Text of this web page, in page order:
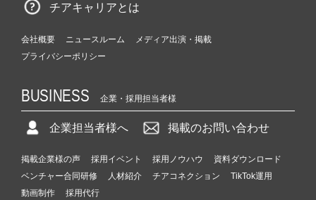
e
C
e
r）
チアキャリアとは
会社概要 ニュースルーム
メディア出演・掲載
プライバシーポリシー
BUSINESS 企業・採用担当者様
企業担当者様へ 掲載のお問い合わせ
掲載企業様の声 採用イベント 採用ノウハウ
資料ダウンロード
ベンチャー合同研修
人材紹介 チアコネクション
TikTok運用
動画制作
採用代行